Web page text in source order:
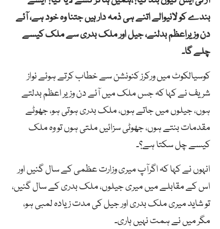
بندے کو لانیوالے اتنے ہی ذمہ دار ہیں جتنا وہ خود ہے، آئے
دن وزیراعظم بدلنے، جیل اور ملک بدری سے ملک کیسے
چلے گا۔
کوسیالکوٹ میں ورکرز کنونشن سے خطاب کرتے ہوئے نواز
شریف نے کہا کہ جس ملک میں آئے دن وزیر اعظم بدلتے
ہوں، جیلوں میں جاتے ہوں، ملک بدری ہوتی ہو، جھوٹے
مقدمات بنتے ہوں، جھوٹی سزائیں ملتی ہوں تو وہ ملک
کیسے چل سکتا ہے؟۔
انہوں نے کہا کہ اگرآپ میری وزارت عظمی کے سال گنیں اور
اس کے مقابلے میں میری جیلوں، ملک بدری کے سال گنیں،
تو شاید میری ملک بدری اور جیل کی مدت زیادہ لمبی ہو،
مگر میں نے ہمت نہیں ہاری۔